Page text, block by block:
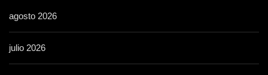
agosto 2026
julio 2026